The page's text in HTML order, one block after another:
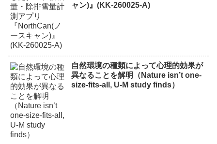
ャン)』(KK-260025-A)
自然環境の種類によって心理的効果が
異なることを解明（Nature isn’t one-
size-fits-all, U-M study finds）